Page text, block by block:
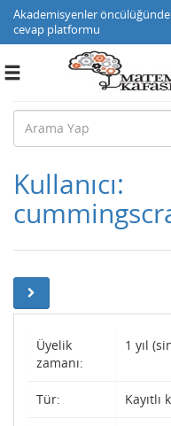
Akademisyenler
cevap platformu
Toggle
Kullanıcı:
Üyelik
zamanı:
1 yıl
Tür: Kayıtlı